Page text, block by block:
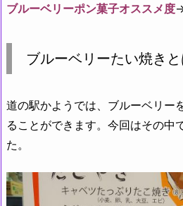
ブルーベリーポン菓子オススメ度
ブルーベリーたい焼き
道の駅かようでは、ブルーベリー
ることができます。今回はその中
た。